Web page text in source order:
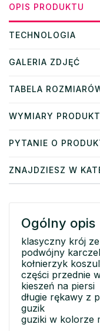
OPIS PRODUKTU
TECHNOLOGIA
GALERIA ZDJĘĆ
TABELA
WYMIARY
PYTANIE O
ZNAJDZIESZ W
Ogólny opis
klasyczny krój
podwójny
kołnierzyk
części przednie
kieszeń na piersi
długie rękawy z
guzik
guziki w kolorze